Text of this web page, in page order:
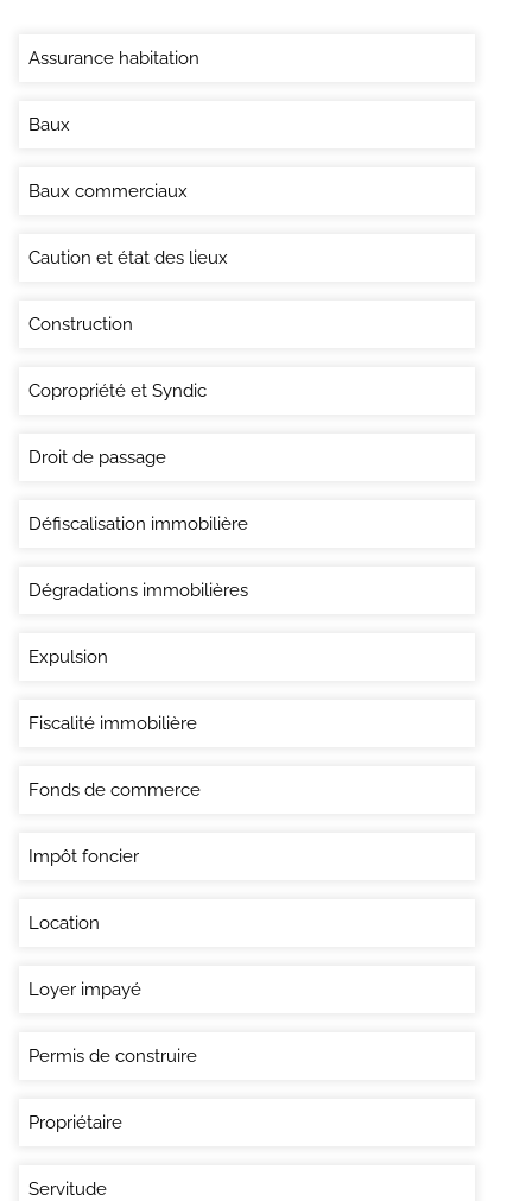
Assurance habitation
Baux
Baux commerciaux
Caution et état des lieux
Construction
Copropriété et Syndic
Droit de passage
Défiscalisation immobilière
Dégradations immobilières
Expulsion
Fiscalité immobilière
Fonds de commerce
Impôt foncier
Location
Loyer impayé
Permis de construire
Propriétaire
Servitude